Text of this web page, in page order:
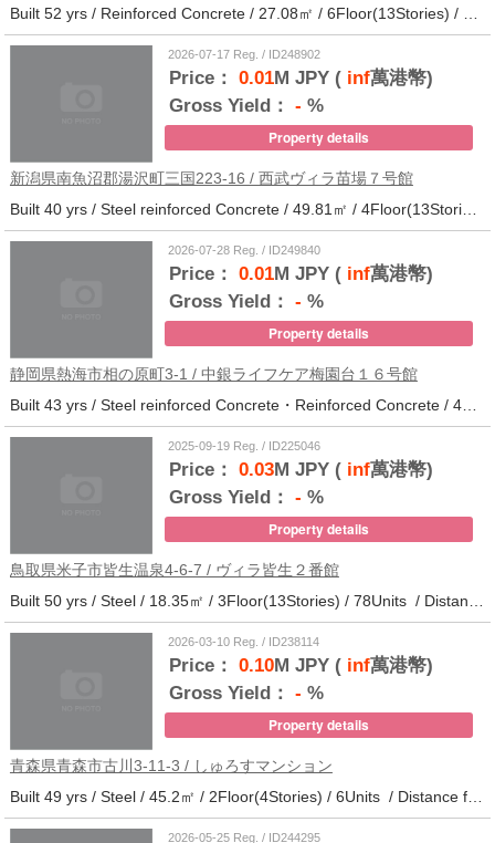
2026-07-17 Reg. / ID248902
Price： 0.01M JPY (inf萬港幣)
Gross Yield： - %
Property details
新潟県南魚沼郡湯沢町三国223-16 / 西武ヴィラ苗場７号館
Built 40 yrs / Steel reinforced Concrete / 49.81㎡ / 4Floor(13Stories) / 370Units / Distance from the station.
2026-07-28 Reg. / ID249840
Price： 0.01M JPY (inf萬港幣)
Gross Yield： - %
Property details
静岡県熱海市相の原町3-1 / 中銀ライフケア梅園台１６号館
Built 43 yrs / Steel reinforced Concrete・Reinforced Concrete / 44.37㎡ / 14Floor(14Stories) / 294Units / Distance from the station.25
2025-09-19 Reg. / ID225046
Price： 0.03M JPY (inf萬港幣)
Gross Yield： - %
Property details
鳥取県米子市皆生温泉4-6-7 / ヴィラ皆生２番館
Built 50 yrs / Steel / 18.35㎡ / 3Floor(13Stories) / 78Units / Distance from the station.
2026-03-10 Reg. / ID238114
Price： 0.10M JPY (inf萬港幣)
Gross Yield： - %
Property details
青森県青森市古川3-11-3 / しゅろすマンション
Built 49 yrs / Steel / 45.2㎡ / 2Floor(4Stories) / 6Units / Distance from the station.11
2026-05-25 Reg. / ID244295